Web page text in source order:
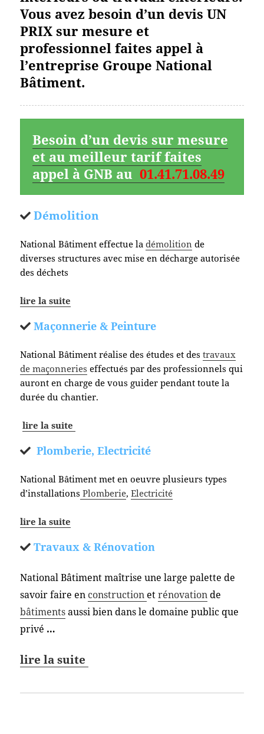
Vous avez besoin d’un devis UN
PRIX sur mesure et
professionnel faites appel à
l’entreprise Groupe National
Bâtiment.
Besoin d’un devis sur mesure
et au meilleur tarif faites
appel à GNB au01.41.71.08.49
Démolition
National Bâtiment effectue ladémolition de
diverses structures avec mise en décharge autorisée
des déchets
lire la suite
Maçonnerie & Peinture
National Bâtiment réalise des études et destravaux
de maçonneries effectués par des professionnels qui
auront en charge de vous guider pendant toute la
durée du chantier.
lire la suite
Plomberie, Electricité
National Bâtiment met en oeuvre plusieurs types
d’installations Plomberie,Electricité
lire la suite
Travaux & Rénovation
National Bâtiment maîtrise une large palette de
savoir faire en construction etrénovationde
bâtimentsaussi bien dans le domaine public que
privé …
lire la suite